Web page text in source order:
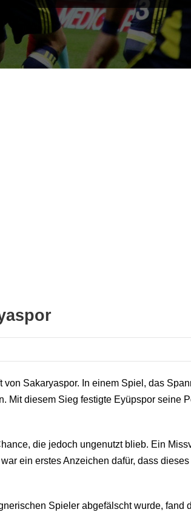
Sakaryaspor. In einem Spiel, das
Mit diesem Sieg festigte Eyüpspor seine
die jedoch ungenutzt blieb. Ein
ein erstes Anzeichen dafür, dass
Spieler abgefälscht wurde, fand